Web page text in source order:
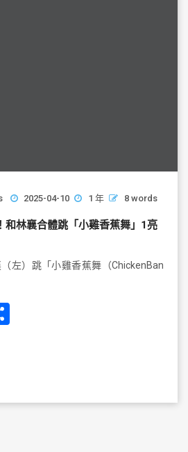
2025-04-10 1 年 8 words
和林襄合體跳「小雞香蕉舞」1亮
左）跳「小雞香蕉舞（ChickenBan